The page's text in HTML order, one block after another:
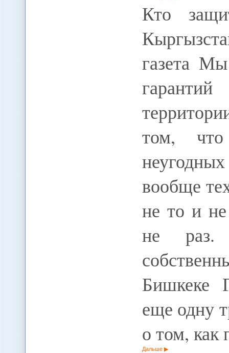
Кто
газета
том,
вообще
не то и
не
Бишкеке
еще одну
о том,
Дальше